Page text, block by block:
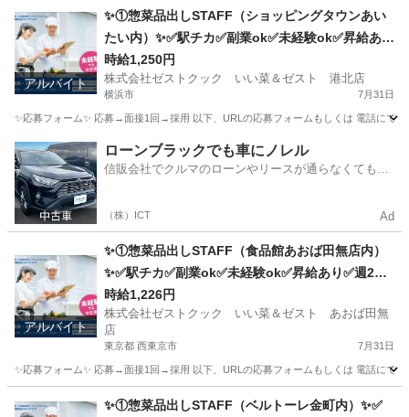
キッチン
アルバイト
✨①惣菜品出しSTAFF（ショッピングタウンあい
たい内）✨✅駅チカ✅副業ok✅未経験ok✅昇給あり
✅週1～ok✅扶養内ok
時給1,250円
株式会社ゼストクック いい菜＆ゼスト 港北店
横浜市 7月31日
✨応募フォーム✨ 応募→面接1回→採用 以下、URLの応募フォームもしくは 電話にて
神奈川 横浜市 キッチン スタッフ
ローンブラックでも車にノレル
信販会社でクルマのローンやリースが通らなくてもク
（株）ICT Ad
アルバイト
✨①惣菜品出しSTAFF（食品館あおば田無店内）
✨✅駅チカ✅副業ok✅未経験ok✅昇給あり✅週2～
ok✅扶養内ok
時給1,226円
株式会社ゼストクック いい菜＆ゼスト あおば田無
店
東京都 西東京市 7月31日
✨応募フォーム✨ 応募→面接1回→採用 以下、URLの応募フォームもしくは 電話にて
キッチン
✨①惣菜品出しSTAFF（ベルトーレ金町内）✨✅